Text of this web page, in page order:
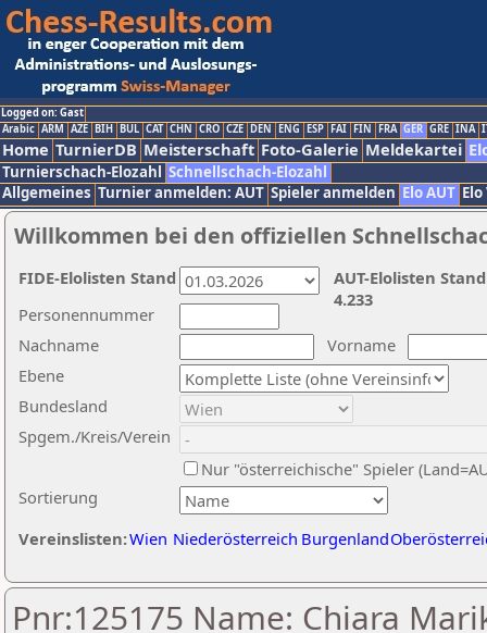
Logged on: Gast
Arabic ARM AZE BIH BUL CAT CHN CRO CZE DEN ENG ESP FAI FIN FRA GER GRE INA
Home TurnierDB Meisterschaft Foto-Galerie Meldekartei
Turnierschach-Elozahl Schnellschach-Elozahl
Allgemeines Turnier anmelden: AUT Spieler anmelden Elo AUT
Willkommen bei den offiziellen
Nachname
Vorname
Ebene
Sortierung
Personennummer
Bundesland
Spgem./Kreis/Verein
Nur "österreichische" Spieler
Vereinslisten:Wien Niederösterreich Burgenland
AUT-Elolisten
4.233
FIDE-Elolisten Stand
Pnr:125175 Name: Chiara